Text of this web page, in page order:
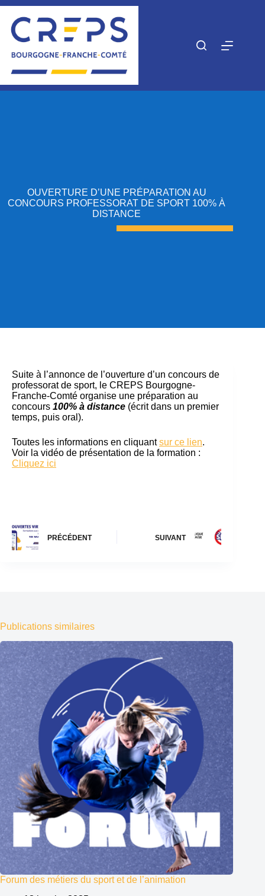
Passer
contenu
OUVERTURE D’UNE PRÉPARATION AU
CONCOURS PROFESSORAT DE SPORT 100% À
DISTANCE
Suite à l’annonce de l’ouverture d’un concours de
professorat de sport, le CREPS Bourgogne-
Franche-Comté organise une préparation au
concours 100% à distance (écrit dans un premier
temps, puis oral).
Toutes les informations en cliquantsur ce lien.
Voir la vidéo de présentation de la formation :
Cliquez ici
PRÉCÉDENT SUIVANT
Publications similaires
Forum des métiers du sport et de l’animation